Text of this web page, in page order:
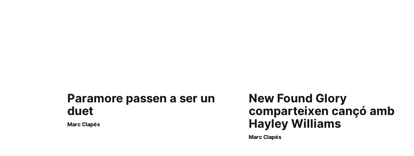
Paramore passen a ser un
duet
Marc Clapés
New Found Glory
comparteixen cançó amb
Hayley Williams
Marc Clapés